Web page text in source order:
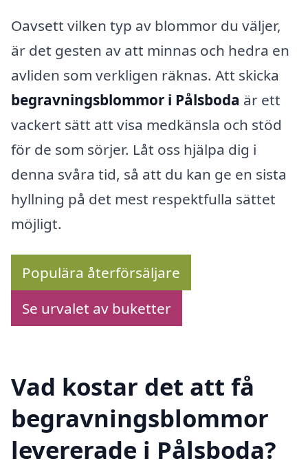
Oavsett vilken typ av blommor du väljer,
är det gesten av att minnas och hedra en
avliden som verkligen räknas. Att skicka
begravningsblommor i Pålsboda är ett
vackert sätt att visa medkänsla och stöd
för de som sörjer. Låt oss hjälpa dig i
denna svåra tid, så att du kan ge en sista
hyllning på det mest respektfulla sättet
möjligt.
Populära återförsäljare
Se urvalet av buketter
Vad kostar det att få
begravningsblommor
levererade i Pålsboda?